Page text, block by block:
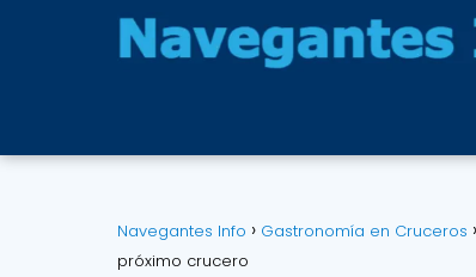
Navegantes Info Gastronomía en Cruceros
próximo crucero